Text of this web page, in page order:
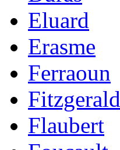
Eluard
Erasme
Ferraoun
Fitzgerald
Flaubert